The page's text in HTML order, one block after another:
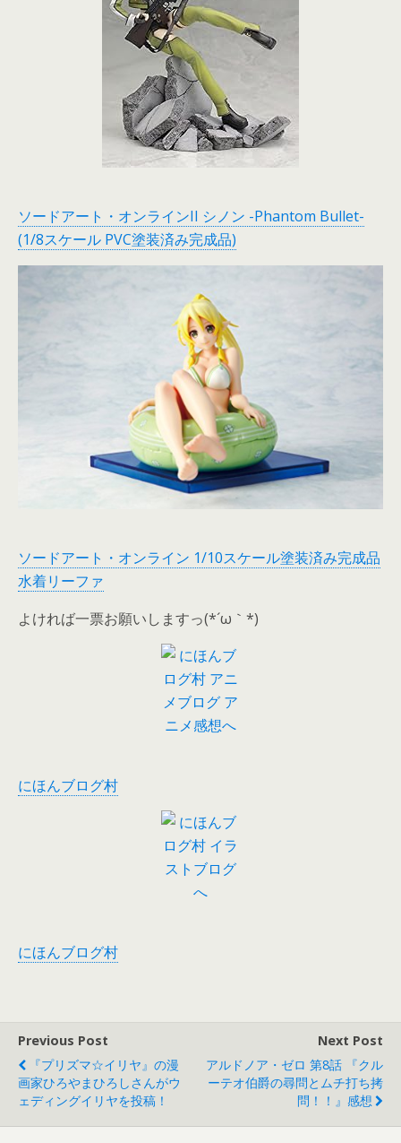
ソードアート・オンラインII シノン -Phantom Bullet-
(1/8スケール PVC塗装済み完成品)
ソードアート・オンライン 1/10スケール塗装済み完成品
水着リーファ
よければ一票お願いしますっ(*´ω｀*)
にほんブログ村
にほんブログ村
Previous Post
『プリズマ☆イリヤ』の漫
画家ひろやまひろしさんがウ
ェディングイリヤを投稿！
Next Post
アルドノア・ゼロ 第8話 『クル
ーテオ伯爵の尋問とムチ打ち拷
問！！』感想